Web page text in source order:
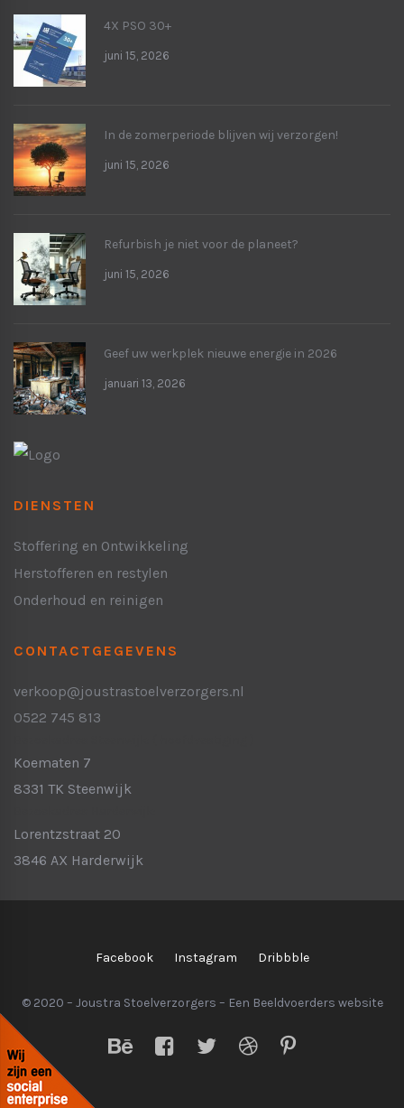
4X PSO 30+
juni 15, 2026
In de zomerperiode blijven wij verzorgen!
juni 15, 2026
Refurbish je niet voor de planeet?
juni 15, 2026
Geef uw werkplek nieuwe energie in 2026
januari 13, 2026
DIENSTEN
Stoffering en Ontwikkeling
Herstofferen en restylen
Onderhoud en reinigen
CONTACTGEGEVENS
verkoop@joustrastoelverzorgers.nl
0522 745 813
Koematen 7
8331 TK Steenwijk
Lorentzstraat 20
3846 AX Harderwijk
Facebook Instagram Dribbble
© 2020 – Joustra Stoelverzorgers – Een Beeldvoerders website